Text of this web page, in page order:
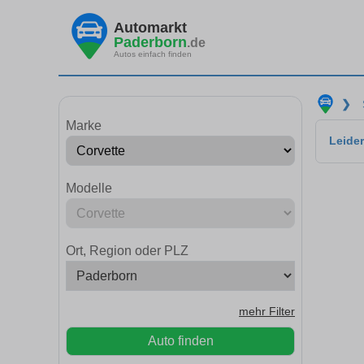
Automarkt
Paderborn.de
Autos einfach finden
Marke
Modelle
Ort, Region oder PLZ
mehr Filter
Auto finden
❯